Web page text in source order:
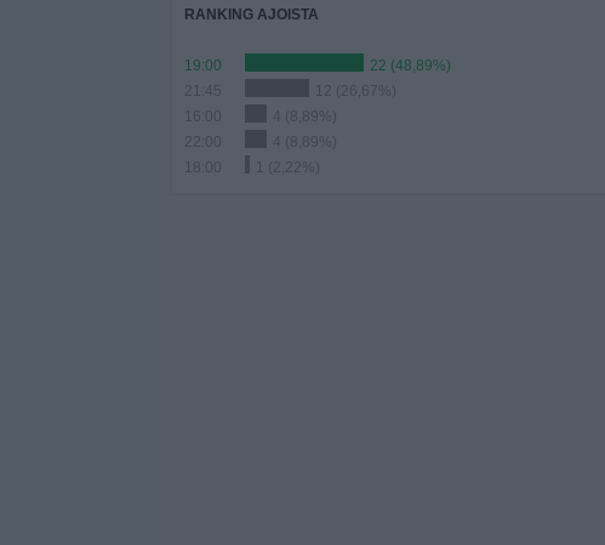
RANKING AJOISTA
19:00
22 (48,89%)
21:45
12 (26,67%)
16:00
4 (8,89%)
22:00
4 (8,89%)
18:00
1 (2,22%)